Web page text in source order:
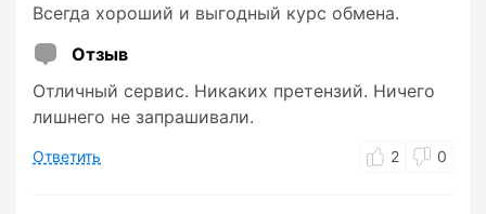
Всегда хороший и выгодный курс обмена.
Отзыв
Отличный сервис. Никаких претензий. Ничего
лишнего не запрашивали.
Ответить 2 0